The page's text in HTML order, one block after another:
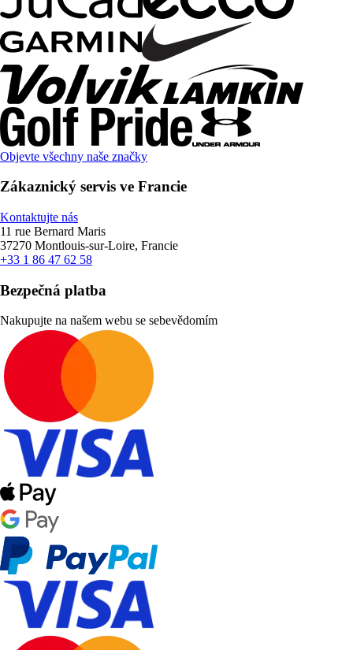
Objevte všechny naše značky
Zákaznický servis ve Francie
Kontaktujte nás
11 rue Bernard Maris
37270 Montlouis-sur-Loire, Francie
+33 1 86 47 62 58
Bezpečná platba
Nakupujte na našem webu se sebevědomím